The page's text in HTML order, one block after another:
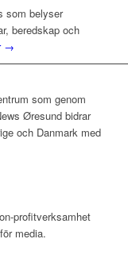
som belyser
beredskap och
→
som genom
Øresund bidrar
och Danmark med
profitverksamhet
media.